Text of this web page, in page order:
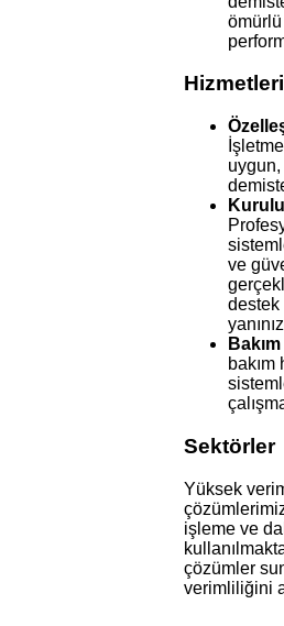
ve
destek
Sektörler
Yüksek
işleme ve
çözümler
verimliliğini